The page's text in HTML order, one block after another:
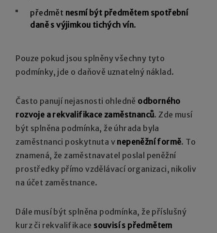
předmět nesmí být předmětem spotřební
daně s výjimkou tichých vín.
Pouze pokud jsou splněny všechny tyto
podmínky, jde o daňově uznatelný náklad.
Často panují nejasnosti ohledně odborného
rozvoje a rekvalifikace zaměstnanců. Zde musí
být splněna podmínka, že úhrada byla
zaměstnanci poskytnuta v nepeněžní formě. To
znamená, že zaměstnavatel poslal peněžní
prostředky přímo vzdělávací organizaci, nikoliv
na účet zaměstnance.
Dále musí být splněna podmínka, že příslušný
kurz či rekvalifikace souvisí s předmětem